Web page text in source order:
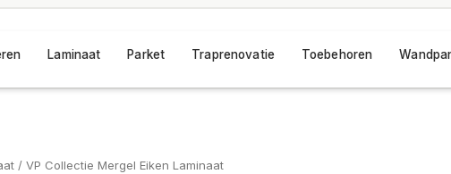
Laminaat Parket Traprenovatie Toebehoren
/ VP Collectie Mergel Eiken Laminaat